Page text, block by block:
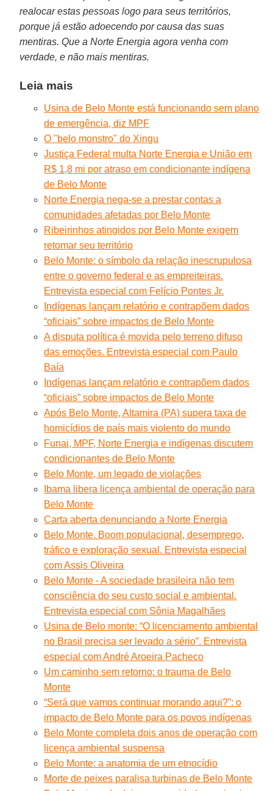
realocar estas pessoas logo para seus territórios,
porque já estão adoecendo por causa das suas
mentiras. Que a Norte Energia agora venha com
verdade, e não mais mentiras.
Leia mais
Usina de Belo Monte está funcionando sem plano
de emergência, diz MPF
O "belo monstro" do Xingu
Justiça Federal multa Norte Energia e União em
R$ 1,8 mi por atraso em condicionante indígena
de Belo Monte
Norte Energia nega-se a prestar contas a
comunidades afetadas por Belo Monte
Ribeirinhos atingidos por Belo Monte exigem
retomar seu território
Belo Monte: o símbolo da relação inescrupulosa
entre o governo federal e as empreiteiras.
Entrevista especial com Felício Pontes Jr.
Indígenas lançam relatório e contrapõem dados
“oficiais” sobre impactos de Belo Monte
A disputa política é movida pelo terreno difuso
das emoções. Entrevista especial com Paulo
Baía
Indígenas lançam relatório e contrapõem dados
“oficiais” sobre impactos de Belo Monte
Após Belo Monte, Altamira (PA) supera taxa de
homicídios de país mais violento do mundo
Funai, MPF, Norte Energia e indígenas discutem
condicionantes de Belo Monte
Belo Monte, um legado de violações
Ibama libera licença ambiental de operação para
Belo Monte
Carta aberta denunciando a Norte Energia
Belo Monte. Boom populacional, desemprego,
tráfico e exploração sexual. Entrevista especial
com Assis Oliveira
Belo Monte - A sociedade brasileira não tem
consciência do seu custo social e ambiental.
Entrevista especial com Sônia Magalhães
Usina de Belo monte: “O licenciamento ambiental
no Brasil precisa ser levado a sério”. Entrevista
especial com André Aroeira Pacheco
Um caminho sem retorno: o trauma de Belo
Monte
“Será que vamos continuar morando aqui?”: o
impacto de Belo Monte para os povos indígenas
Belo Monte completa dois anos de operação com
licença ambiental suspensa
Belo Monte: a anatomia de um etnocídio
Morte de peixes paralisa turbinas de Belo Monte